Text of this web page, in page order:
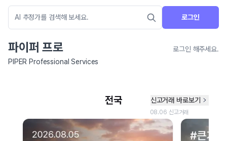
로그인
파이퍼 프로
로그인 해주세요.
PIPER Professional Services